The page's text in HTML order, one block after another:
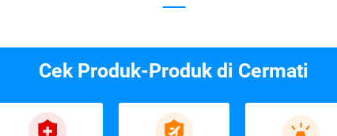
Cek Produk-Produk di Cermati